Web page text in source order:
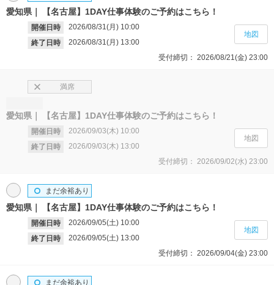
愛知県 【名古屋】1DAY仕事体験のご予約はこちら！
開催日時 2026/08/31(月) 10:00
終了日時
2026/08/31(月) 13:00
受付締切： 2026/08/21(金) 23:00
地図
愛知県 【名古屋】1DAY仕事体験のご予約はこちら！
開催日時 2026/09/03(木) 10:00
終了日時
2026/09/03(木) 13:00
満席
受付締切： 2026/09/02(水) 23:00
地図
愛知県 【名古屋】1DAY仕事体験のご予約はこちら！
開催日時 2026/09/05(土) 10:00
終了日時
2026/09/05(土) 13:00
まだ余裕あり
受付締切： 2026/09/04(金) 23:00
地図
まだ余裕あり